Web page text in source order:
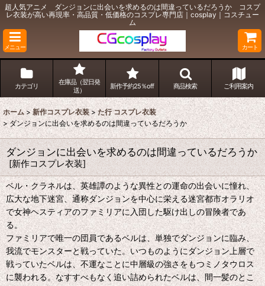
超人気アニメ ダンジョンに出会いを求めるのは間違っているだろうか コスプ
レ衣装が高い再現率・高品質・低価格のコスプレ専門店｜cosplay｜コスチュー
ム
メニュー カート
カテゴリ
在庫品（翌日発
送）
新作予約25％off 商品検索 ご利用案内
ホーム > 新作コスプレ衣装 > た行 コスプレ衣装
> ダンジョンに出会いを求めるのは間違っているだろうか
ダンジョンに出会いを求めるのは間違っているだろうか
[新作コスプレ衣装]
ベル・クラネルは、英雄譚のような異性との運命の出会いに憧れ、
広大な地下迷宮、通称ダンジョンを中心に栄える迷宮都市オラリオ
で女神ヘスティアのファミリアに入団した駆け出しの冒険者であ
る。
ファミリアで唯一の団員であるベルは、単独でダンジョンに臨み、
我流でモンスターと戦っていた。いつものようにダンジョン上層で
戦っていたベルは、不運なことに中層級の強さをもつミノタウロス
に襲われる。なすすべもなく追い詰められたベルは、間一髪のとこ